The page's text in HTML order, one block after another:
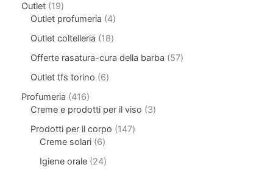
Outlet 19
Outlet profumeria
4
Outlet coltelleria
18
Offerte rasatura-cura della barba
57
Outlet tfs torino
6
Profumeria
416
Creme e prodotti per il viso
3
Prodotti per il corpo
147
Creme solari 6
Igiene orale 24